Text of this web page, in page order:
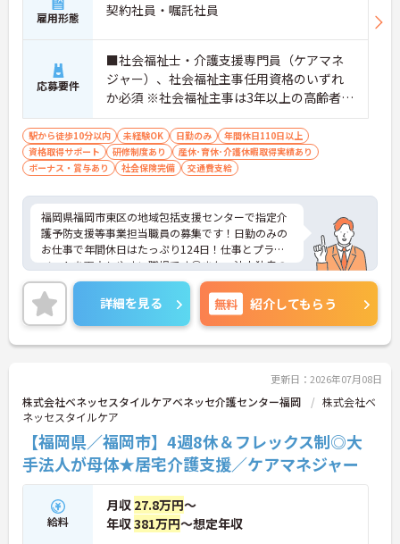
雇用形態 契約社員・嘱託社員
応募要件
■社会福祉士・介護支援専門員（ケアマネ
ジャー）、社会福祉主事任用資格のいずれ
か必須 ※社会福祉主事は3年以上の高齢者保
健福祉に関する相談経験が必要、社会福祉
士・介護支援専門員については経験不問 ■
普通自動車運転免許（AT限定可）あれば尚
可
駅から徒歩10分以内 未経験OK 日勤のみ
年間休日110日以上
資格取得サポート
研修制度あり
産休･育休･介護休暇取得実績あり
ボーナス・賞与あり
社会保険完備 交通費支給
福岡県福岡市東区の地域包括支援センターで指定介
護予防支援等事業担当職員の募集です！日勤のみの
お仕事で年間休日はたっぷり124日！仕事とプライ
ベートを両立しやすい職場です◎また、法人独自の
育児支援制度があるので、ご家族がいる方でも安心
して働くことができます♪ご興味のある方は面接ポ
イントをお伝えしますので、お気軽にご相談くださ
い！
詳細を見る 無料 紹介してもらう
更新日：2026年07月08日
株式会社ベネッセスタイルケアベネッセ介護センター福岡
株式会社ベ
ネッセスタイルケア
【福岡県／福岡市】4週8休＆フレックス制◎大
手法人が母体★居宅介護支援／ケアマネジャー
給料
月収 27.8万円～
年収381万円～想定年収